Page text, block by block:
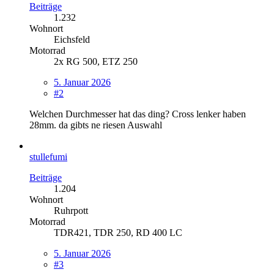
Beiträge
1.232
Wohnort
Eichsfeld
Motorrad
2x RG 500, ETZ 250
5. Januar 2026
#2
Welchen Durchmesser hat das ding? Cross lenker haben
28mm. da gibts ne riesen Auswahl
stullefumi
Beiträge
1.204
Wohnort
Ruhrpott
Motorrad
TDR421, TDR 250, RD 400 LC
5. Januar 2026
#3